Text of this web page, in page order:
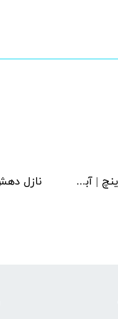
کفشور آنتی ورتکس مگاپول 5 اینچ | آبی یا سرمه ای